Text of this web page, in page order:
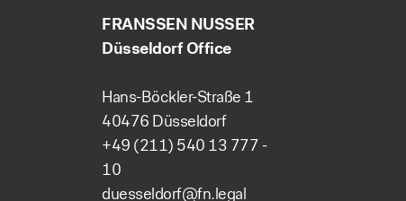
FRANSSEN NUSSER
Düsseldorf Office
Hans-Böckler-Straße 1
40476 Düsseldorf
+49 (211) 540 13 777 -
10
duesseldorf@fn.legal